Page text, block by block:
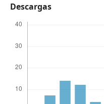
Descargas